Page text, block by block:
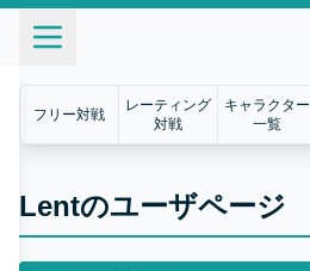
フリー対戦
レーティング
対戦
キャラクター
一覧
Lentのユーザページ